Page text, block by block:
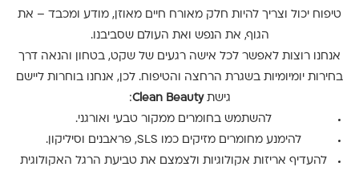
טיפוח יכול וצריך להיות חלק מאורח חיים מאוזן, מודע ומכבד – את
הגוף, את הנפש ואת העולם שסביבנו.
אנחנו רוצות לאפשר לכל אישה רגעים של שקט, בטחון והנאה דרך
בחירות יומיומיות בשגרת הרחצה והטיפוח. לכן, אנחנו בוחרות ליישם
גישתClean Beauty
:
להשתמש בחומרים ממקור טבעי ואורגני.
להימנע מחומרים מזיקים כמו SLS, פראבנים וסיליקון.
להעדיף אריזות אקולוגיות ולצמצם את טביעת הרגל האקולוגית